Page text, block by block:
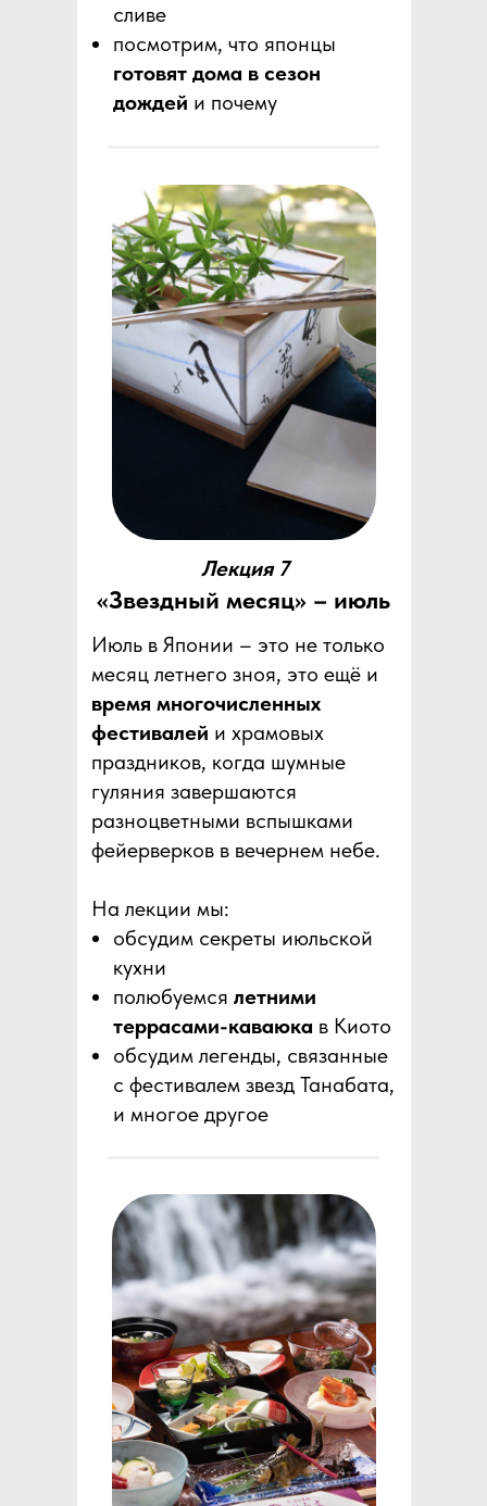
сливе
посмотрим, что японцы
готовят дома в сезон
дождей и почему
«Звездный месяц» – июль
Июль в Японии – это не только
месяц летнего зноя, это ещё и
время многочисленных
фестивалей и храмовых
праздников, когда шумные
гуляния завершаются
разноцветными вспышками
фейерверков в вечернем небе.
На лекции мы:
обсудим секреты июльской
кухни
полюбуемся летними
террасами-каваюка в Киото
обсудим легенды, связанные
с фестивалем звезд Танабата,
и многое другое
Лекция 7